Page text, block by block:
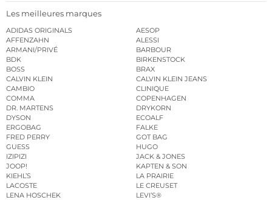
Les meilleures marques
ADIDAS ORIGINALS
AESOP
AFFENZAHN
ALESSI
ARMANI/PRIVÉ
BARBOUR
BDK
BIRKENSTOCK
BOSS
BRAX
CALVIN KLEIN
CALVIN KLEIN JEANS
CAMBIO
CLINIQUE
COMMA
COPENHAGEN
DR. MARTENS
DRYKORN
DYSON
ECOALF
ERGOBAG
FALKE
FRED PERRY
GOT BAG
GUESS
HUGO
IZIPIZI
JACK & JONES
JOOP!
KAPTEN & SON
KIEHL’S
LA PRAIRIE
LACOSTE
LE CREUSET
LENA HOSCHEK
LEVI’S®